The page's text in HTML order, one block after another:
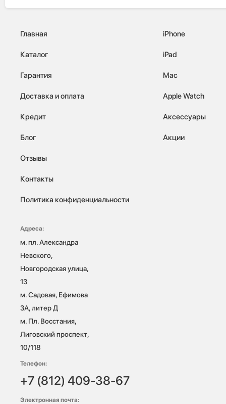
Главная
Каталог
Гарантия
Доставка и оплата
Кредит
Блог
Отзывы
Контакты
Политика конфиденциальности
iPhone
iPad
Mac
Apple Watch
Аксессуары
Акции
Адреса:
м. пл. Александра
Невского,
Новгородская улица,
13
м. Садовая, Ефимова
3А, литер Д
м. Пл. Восстания,
Лиговский проспект,
10/118
Телефон:
+7 (812) 409-38-67
Электронная почта: